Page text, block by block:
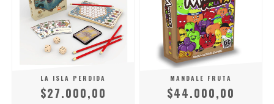
LA ISLA PERDIDA
$27.000,00
MANDALE FRUTA
$44.000,00